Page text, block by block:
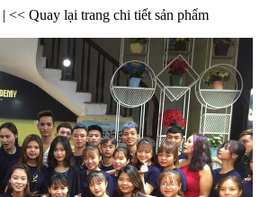
| << Quay lại trang chi tiết sản phẩm